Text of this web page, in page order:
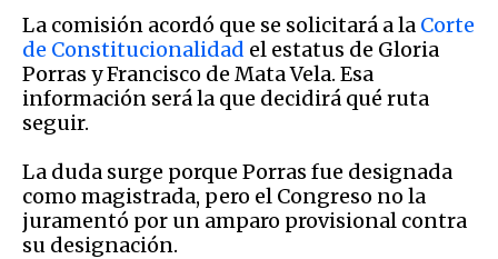
La comisión acordó que se solicitará a la Corte
de Constitucionalidad el estatus de Gloria
Porras y Francisco de Mata Vela. Esa
información será la que decidirá qué ruta
seguir.
La duda surge porque Porras fue designada
como magistrada, pero el Congreso no la
juramentó por un amparo provisional contra
su designación.